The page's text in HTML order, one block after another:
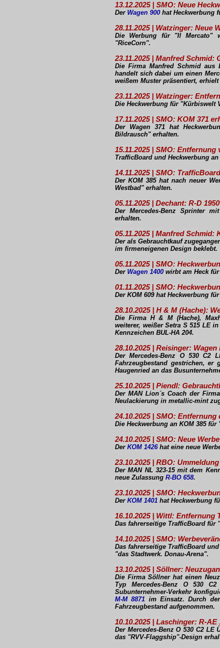
13.12.2025 | SMO: Neue
Der Wagen 900 hat Heckwerbung
28.11.2025 | Watzinger: Neue
Die Werbung für "Il Mercato"
"RiceCorn".
23.11.2025 | Manfred
Die Firma Manfred Schmid aus
handelt sich dabei um einen
weißem Muster präsentiert,
23.11.2025 | Watzinger:
Die Heckwerbung für "Kürbiswelt
17.11.2025 | SMO: KOM 371
Der Wagen 371 hat
Bildrausch" erhalten.
15.11.2025 | SMO:
TrafficBoard und Heckwerbung
14.11.2025 | SMO:
Der KOM 385 hat nach neuer
Westbad" erhalten.
05.11.2025 | Dechant: R-D
Der Mercedes-Benz Sprinter
erhalten.
05.11.2025 | Manfred Schmid:
Der als Gebrauchtkauf
im firmeneigenen Design beklebt.
05.11.2025 | SMO:
DerWagen 1400 wirbt am Heck
01.11.2025 | SMO:
Der KOM 609 hat Heckwerbung
28.10.2025 | H & M (Hache):
Die Firma H & M (Hache),
weiterer, weißer Setra S 515 LE
Kennzeichen BUL-HA 204.
28.10.2025 | Reisinger:
Der Mercedes-Benz O 530
Fahrzeugbestand gestrichen,
Haugenried an das
25.10.2025 | Piendl:
Der MAN Lion´s Coach der
Neulackierung in metallic-mint
24.10.2025 | SMO:
Die Heckwerbung an KOM 385
24.10.2025 | SMO: Neue
Der KOM 1426hat eine neue
23.10.2025 | RBO:
Der MAN NL 323-15 mit dem
neue Zulassung R-BO 658.
23.10.2025 | SMO:
Der KOM 1401 hat Heckwerbung
16.10.2025 | Wittl: Entfernung
Das fahrerseitige TrafficBoard für
14.10.2025 | SMO:
Das fahrerseitige TrafficBoard
"das Stadtwerk. Donau-Arena".
13.10.2025 | Söllner:
Die Firma Söllner hat einen
Typ Mercedes-Benz O 530
Subunternehmer-Verkehr
M-M 8871 im Einsatz. Durch
Fahrzeugbestand aufgenommen.
10.10.2025 | Laschinger: R-
Der Mercedes-Benz O 530 C2 LE
das "RVV-Flaggship"-Design